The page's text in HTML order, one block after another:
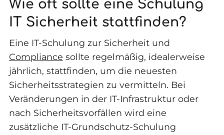
Wie oft sollte eine Schulung
IT Sicherheit stattfinden?
Eine IT-Schulung zur Sicherheit und
Compliance sollte regelmäßig, idealerweise
jährlich, stattfinden, um die neuesten
Sicherheitsstrategien zu vermitteln. Bei
Veränderungen in der IT-Infrastruktur oder
nach Sicherheitsvorfällen wird eine
zusätzliche IT-Grundschutz-Schulung